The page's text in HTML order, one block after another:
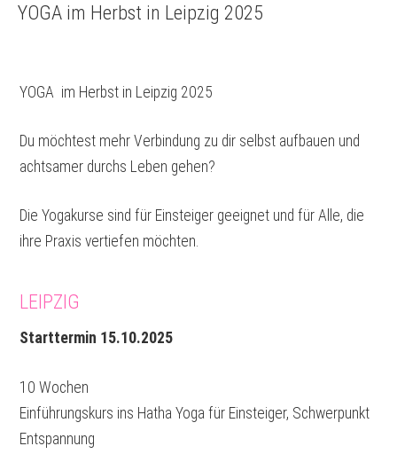
YOGA im Herbst in Leipzig 2025
YOGA im Herbst in Leipzig 2025
Du möchtest mehr Verbindung zu dir selbst aufbauen und
achtsamer durchs Leben gehen?
Die Yogakurse sind für Einsteiger geeignet und für Alle, die
ihre Praxis vertiefen möchten.
LEIPZIG
Starttermin 15.10.2025
10 Wochen
Einführungskurs ins Hatha Yoga für Einsteiger, Schwerpunkt
Entspannung